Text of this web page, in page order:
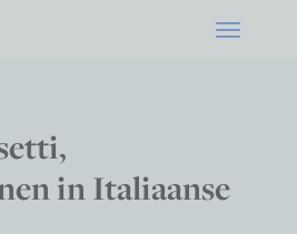
Toggle
in Italiaanse